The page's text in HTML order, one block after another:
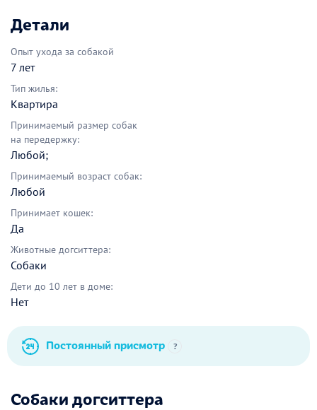
Детали
Опыт ухода за собакой
7 лет
Тип жилья:
Квартира
Принимаемый размер собак
на передержку:
Любой;
Принимаемый возраст собак:
Любой
Принимает кошек:
Да
Животные догситтера:
Собаки
Дети до 10 лет в доме:
Нет
Постоянный присмотр ?
Собаки догситтера